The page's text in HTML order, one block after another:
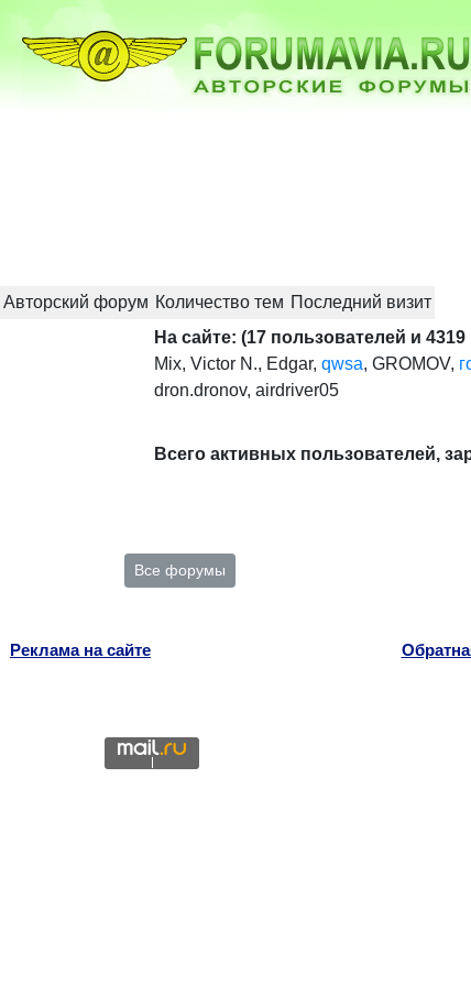
Авторский форум Количество тем Последний визит
На сайте: (17 пользователей и 4319
Mix, Victor N., Edgar, qwsa, GROMOV,
dron.dronov, airdriver05
Всего активных пользователей,
Все форумы
Реклама на сайте